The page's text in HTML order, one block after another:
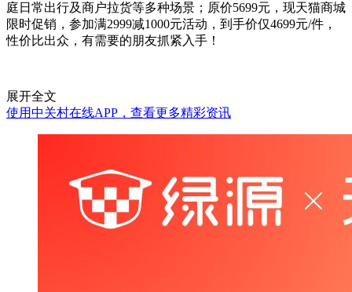
庭日常出行及商户拉货等多种场景；原价5699元，现天猫商城
限时促销，参加满2999减1000元活动，到手价仅4699元/件，
性价比出众，有需要的朋友抓紧入手！
展开全文
使用中关村在线APP，查看更多精彩资讯